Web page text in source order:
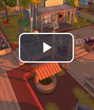
Play
Video